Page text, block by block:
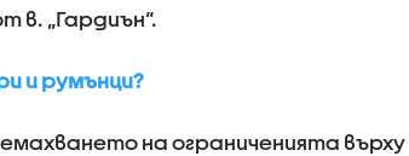
„Гардиън“.
и румънци?
на ограниченията върху